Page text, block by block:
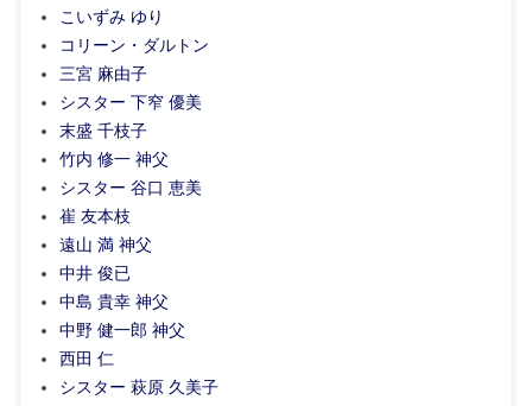
こいずみ ゆり
コリーン・ダルトン
三宮 麻由子
シスター 下窄 優美
末盛 千枝子
竹内 修一 神父
シスター 谷口 恵美
崔 友本枝
遠山 満 神父
中井 俊已
中島 貴幸 神父
中野 健一郎 神父
西田 仁
シスター 萩原 久美子